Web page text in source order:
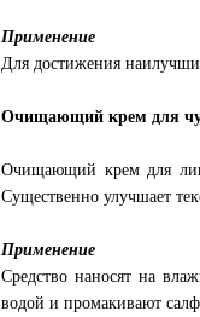
Применение
Для достижения
Очищающий крем для
Очищающий крем для
Существенно улучшает
Применение
Средство наносят на
водой и промакивают